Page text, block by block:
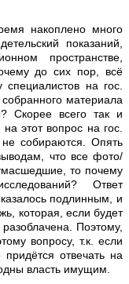
накоплено много
показаний,
пространстве,
до сих пор, всё
на гос.
материала
Скорее всего так и
этот вопрос на гос.
не собираются. Опять
что все фото/
то почему
Ответ
подлинным, и
которая, если будет
Поэтому,
вопросу, т.к. если
отвечать на
власть имущим.